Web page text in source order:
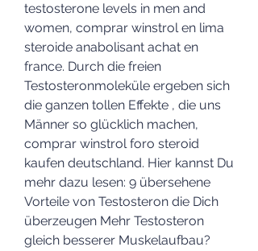
testosterone levels in men and
women, comprar winstrol en lima
steroide anabolisant achat en
france. Durch die freien
Testosteronmoleküle ergeben sich
die ganzen tollen Effekte , die uns
Männer so glücklich machen,
comprar winstrol foro steroid
kaufen deutschland. Hier kannst Du
mehr dazu lesen: 9 übersehene
Vorteile von Testosteron die Dich
überzeugen Mehr Testosteron
gleich besserer Muskelaufbau?